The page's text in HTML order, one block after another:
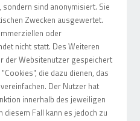
sind anonymisiert. Sie
Zwecken ausgewertet.
oder
nicht statt. Des Weiteren
der Websitenutzer gespeichert
die dazu dienen, das
Der Nutzer hat
innerhalb des jeweiligen
Fall kann es jedoch zu